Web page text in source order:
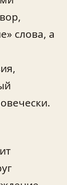
слова, а